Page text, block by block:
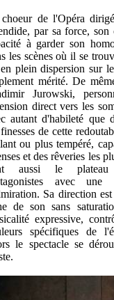
de l'Opéra
par sa force, son
à garder son
les scènes où il se
plein dispersion sur
mérité. De
Jurowski,
direct vers les
autant d'habileté que
de cette
ou plus tempéré,
et des rêveries les
aussi le plateau
avec
Sa direction
de son sans
expressive,
spécifiques de
le spectacle se